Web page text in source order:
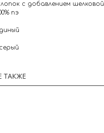
с добавлением
пэ
серый
ТАКЖЕ